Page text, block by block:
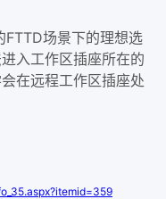
场景下的理想选
入工作区插座所在的
在远程工作区插座处